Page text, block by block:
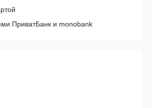
ПриватБанк и monobank